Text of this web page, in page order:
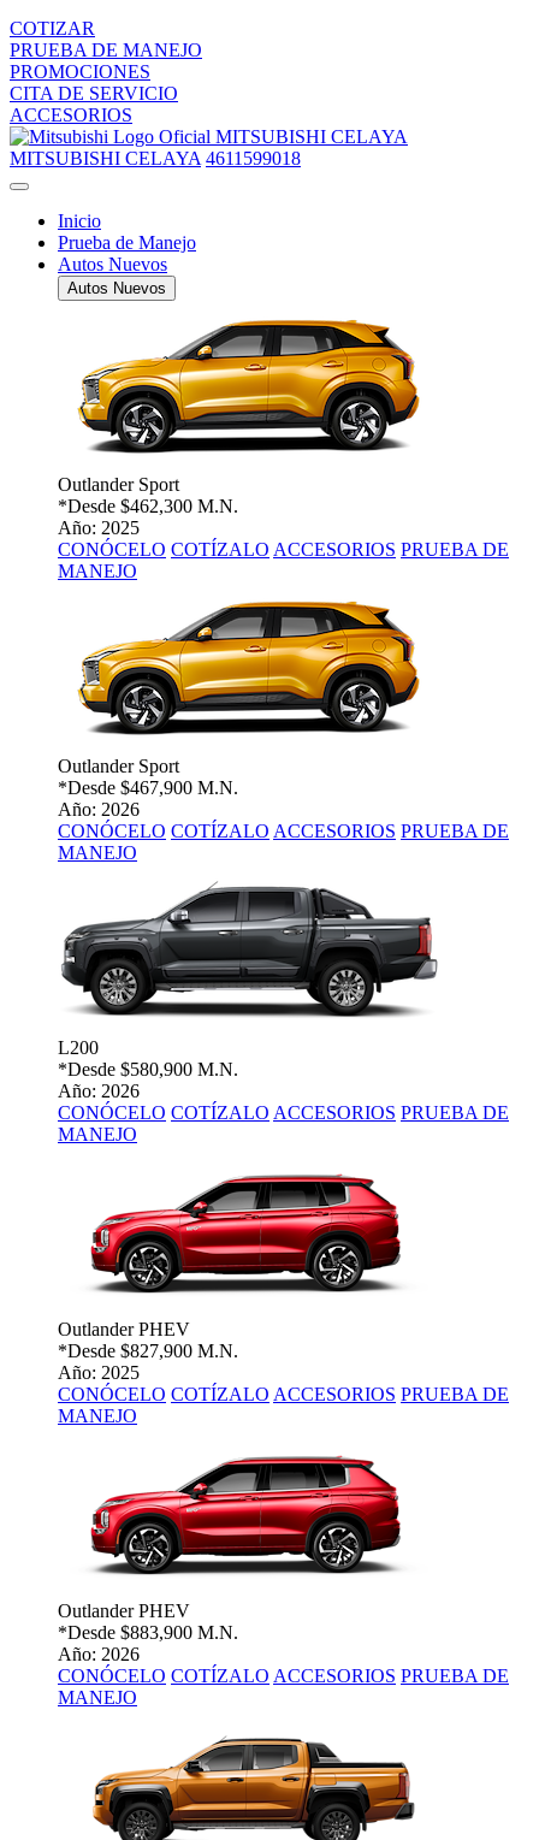
COTIZAR
PRUEBA DE MANEJO
PROMOCIONES
CITA DE SERVICIO
ACCESORIOS
MITSUBISHI CELAYA
MITSUBISHI CELAYA 4611599018
Inicio
Prueba de Manejo
Autos Nuevos
Autos Nuevos
Outlander Sport
*Desde $462,300 M.N.
Año: 2025
CONÓCELO COTÍZALO ACCESORIOS PRUEBA DE
MANEJO
Outlander Sport
*Desde $467,900 M.N.
Año: 2026
CONÓCELO COTÍZALO ACCESORIOS PRUEBA DE
MANEJO
L200
*Desde $580,900 M.N.
Año: 2026
CONÓCELO COTÍZALO ACCESORIOS PRUEBA DE
MANEJO
Outlander PHEV
*Desde $827,900 M.N.
Año: 2025
CONÓCELO COTÍZALO ACCESORIOS PRUEBA DE
MANEJO
Outlander PHEV
*Desde $883,900 M.N.
Año: 2026
CONÓCELO COTÍZALO ACCESORIOS PRUEBA DE
MANEJO